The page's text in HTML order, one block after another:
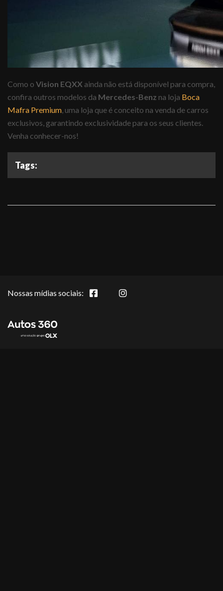
Como o Vision EQXX ainda não está disponível para compra,
confira outros modelos da Mercedes-Benz na loja Boca
Mafra Premium, uma loja que é conceito na venda de carros
exclusivos, garantindo exclusividade para os seus clientes.
Venha conhecer-nos!
Tags:
Nossas mídias sociais: